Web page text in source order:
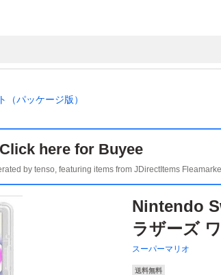
（パッケージ版）
Click here for Buyee
by tenso, featuring items from JDirectItems
Nintendo
ラザーズ
スーパーマリオ
送料無料